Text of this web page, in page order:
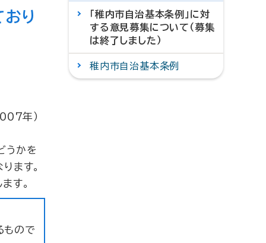
り
年）
うかを
ます。
す。
もので
「稚内市自治基本条例」に対
する意見募集について（募集
は終了しました）
稚内市自治基本条例